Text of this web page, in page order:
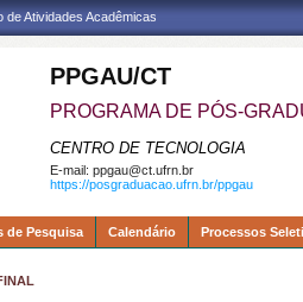
de Atividades Acadêmicas
PPGAU/CT
PROGRAMA DE PÓS-
CENTRO DE TECNOLOGIA
E-mail: ppgau@ct.ufrn.br
https://posgraduacao.ufrn.br/ppgau
de Pesquisa Calendário Processos